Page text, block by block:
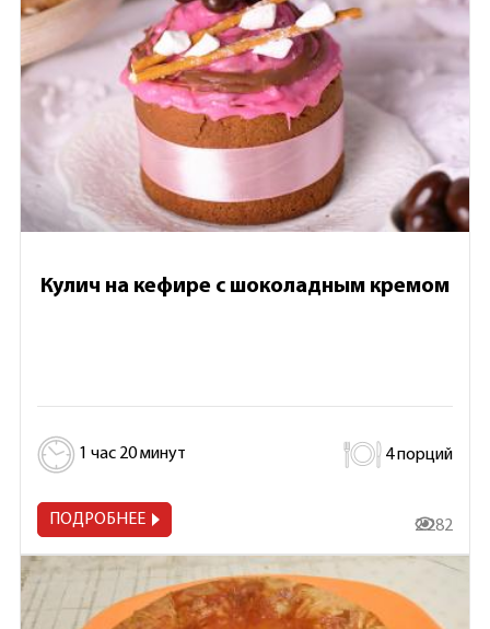
Кулич на кефире с шоколадным кремом
1 час 20 минут 4 порций
ПОДРОБНЕЕ 2 282